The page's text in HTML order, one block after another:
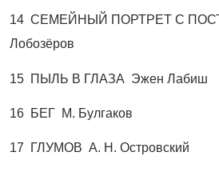
14 СЕМЕЙНЫЙ ПОРТРЕТ С
Лобозёров
15 ПЫЛЬ В ГЛАЗА Эжен Лабиш
16 БЕГ М. Булгаков
17 ГЛУМОВ А. Н. Островский